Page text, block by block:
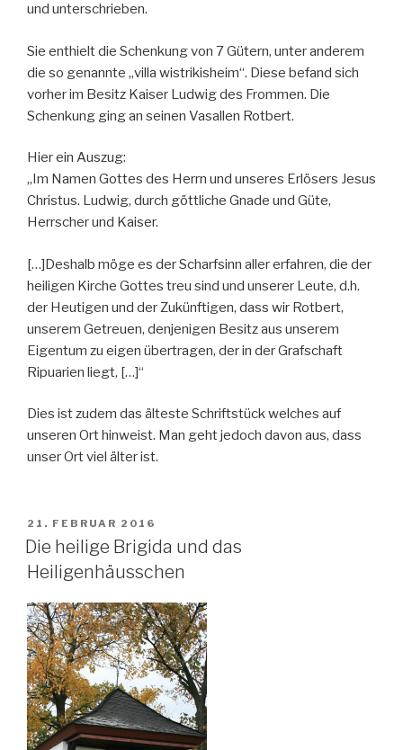
und unterschrieben.
Sie enthielt die Schenkung von 7 Gütern, unter anderem
die so genannte „villa wistrikisheim“. Diese befand sich
vorher im Besitz Kaiser Ludwig des Frommen. Die
Schenkung ging an seinen Vasallen Rotbert.
Hier ein Auszug:
„Im Namen Gottes des Herrn und unseres Erlösers Jesus
Christus. Ludwig, durch göttliche Gnade und Güte,
Herrscher und Kaiser.
[…]Deshalb möge es der Scharfsinn aller erfahren, die der
heiligen Kirche Gottes treu sind und unserer Leute, d.h.
der Heutigen und der Zukünftigen, dass wir Rotbert,
unserem Getreuen, denjenigen Besitz aus unserem
Eigentum zu eigen übertragen, der in der Grafschaft
Ripuarien liegt, […]“
Dies ist zudem das älteste Schriftstück welches auf
unseren Ort hinweist. Man geht jedoch davon aus, dass
unser Ort viel älter ist.
VERÖFFENTLICHT
AM
21. FEBRUAR 2016
Die heilige Brigida und das
Heiligenhäusschen